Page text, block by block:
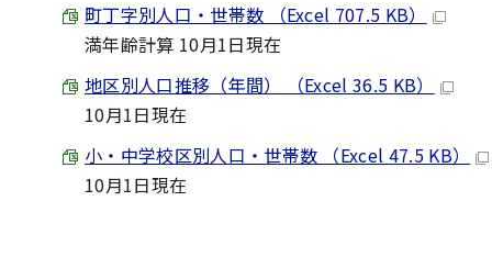
町丁字別人口・世帯数 （Excel 707.5 KB）
満年齢計算 10月1日現在
地区別人口推移（年間） （Excel 36.5 KB）
10月1日現在
小・中学校区別人口・世帯数 （Excel 47.5 KB）
10月1日現在